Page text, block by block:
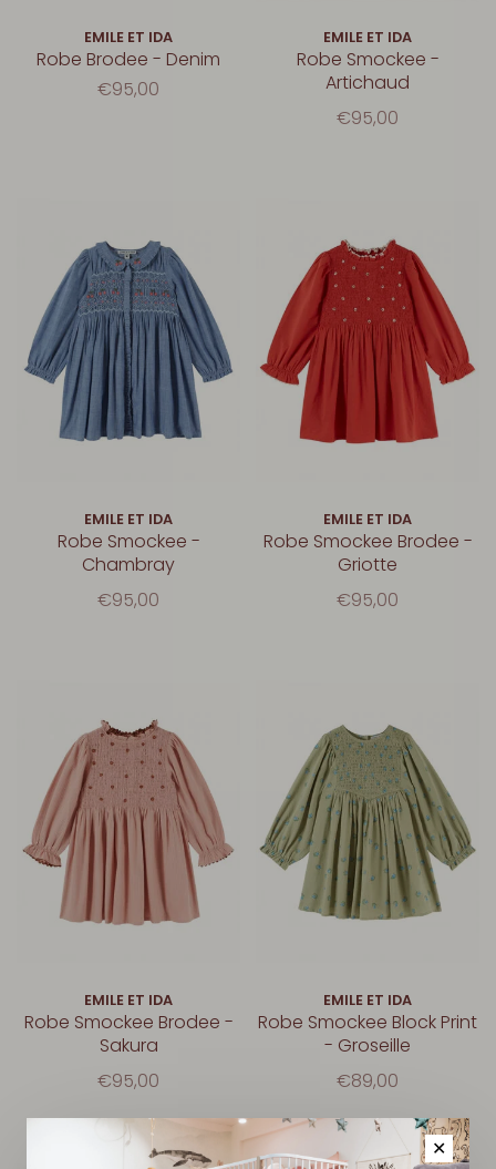
EMILE ET IDA
Robe Brodee - Denim
€95,00
EMILE ET IDA
Robe Smockee -
Artichaud
€95,00
EMILE ET IDA
Robe Smockee -
Chambray
€95,00
EMILE ET IDA
Robe Smockee Brodee -
Griotte
€95,00
EMILE ET IDA
Robe Smockee Brodee -
Sakura
€95,00
EMILE ET IDA
Robe Smockee Block Print
- Groseille
€89,00
✕